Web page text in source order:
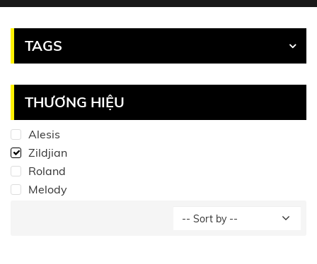
TAGS
THƯƠNG HIỆU
Alesis
Zildjian
Roland
Melody